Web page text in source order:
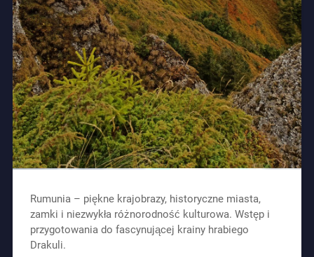
Rumunia – piękne krajobrazy, historyczne miasta,
zamki i niezwykła różnorodność kulturowa. Wstęp i
przygotowania do fascynującej krainy hrabiego
Drakuli.